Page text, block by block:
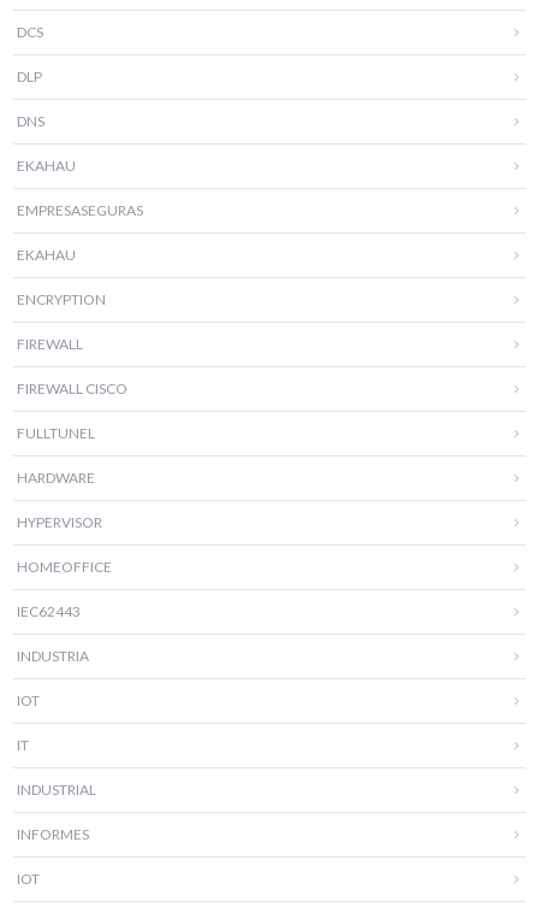
DCS
DLP
DNS
EKAHAU
EMPRESASEGURAS
EKAHAU
ENCRYPTION
FIREWALL
FIREWALL CISCO
FULLTUNEL
HARDWARE
HYPERVISOR
HOMEOFFICE
IEC62443
INDUSTRIA
IOT
IT
INDUSTRIAL
INFORMES
IOT